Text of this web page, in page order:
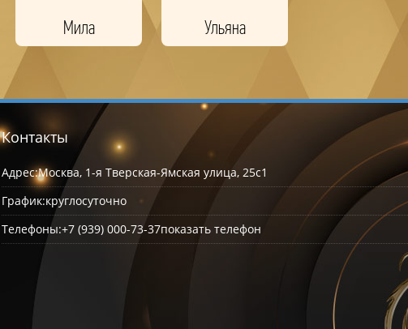
Мила Ульяна
Контакты
Адрес:Москва, 1-я Тверская-Ямская улица, 25с1
График:круглосуточно
Телефоны:+7 (939) 000-73-37показать телефон